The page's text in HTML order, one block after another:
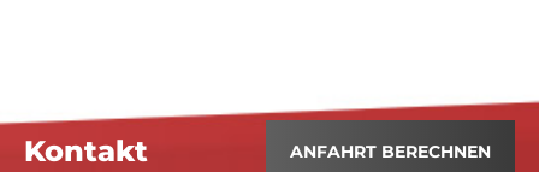
Kontakt ANFAHRT BERECHNEN